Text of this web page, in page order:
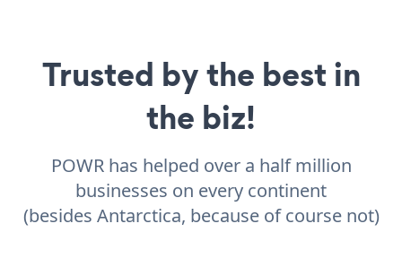
Trusted by the best in
the biz!
POWR has helped over a half million
businesses on every continent
(besides Antarctica, because of course not)